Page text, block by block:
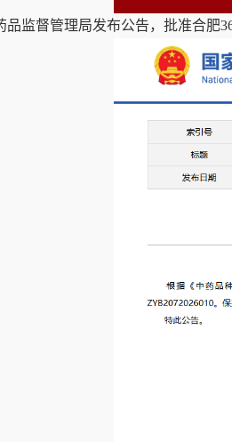
品监督管理局发布公告，批准合肥